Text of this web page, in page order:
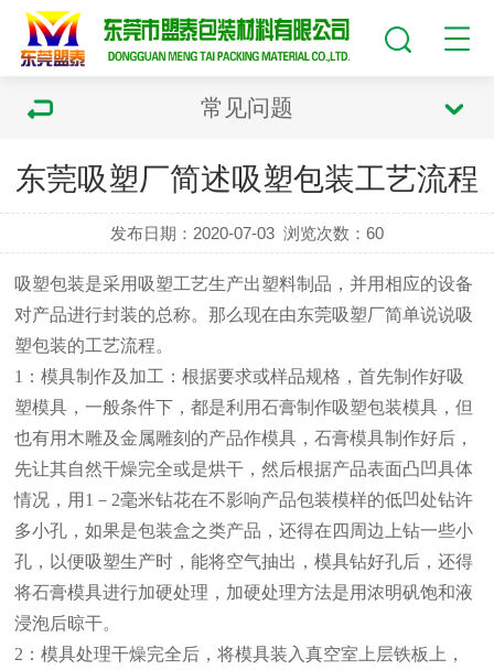
常见问题
东莞吸塑厂简述吸塑包装工艺流程
发布日期：2020-07-03 浏览次数：60
吸塑包装是采用吸塑工艺生产出塑料制品，并用相应的设备
对产品进行封装的总称。那么现在由东莞吸塑厂简单说说吸
塑包装的工艺流程。
1：模具制作及加工：根据要求或样品规格，首先制作好吸
塑模具，一般条件下，都是利用石膏制作吸塑包装模具，但
也有用木雕及金属雕刻的产品作模具，石膏模具制作好后，
先让其自然干燥完全或是烘干，然后根据产品表面凸凹具体
情况，用1－2毫米钻花在不影响产品包装模样的低凹处钻许
多小孔，如果是包装盒之类产品，还得在四周边上钻一些小
孔，以便吸塑生产时，能将空气抽出，模具钻好孔后，还得
将石膏模具进行加硬处理，加硬处理方法是用浓明矾饱和液
浸泡后晾干。
2：模具处理干燥完全后，将模具装入真空室上层铁板上，